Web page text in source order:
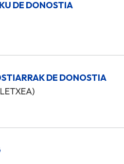
DE DONOSTIA
DE DONOSTIA